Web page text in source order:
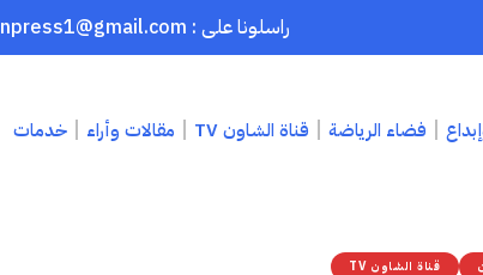
راسلونا على : chaouenpress1@gmail.com
فضاء الرياضة قناة الشاون TV مقالات وأراء خدمات
قناة الشاون TV